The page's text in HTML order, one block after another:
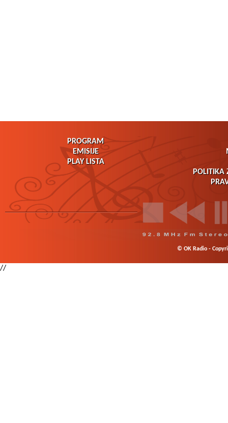
PROGRAM
EMISIJE
PLAY LISTA
POLITIKA
© OK Radio -
//